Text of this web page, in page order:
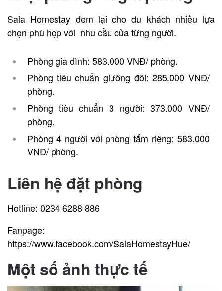
Sala Homestay đem lại cho du khách nhiều lựa
chọn phù hợp với nhu cầu của từng người.
Phòng gia đình: 583.000 VNĐ/ phòng.
Phòng tiêu chuẩn giường đôi: 285.000 VNĐ/
phòng.
Phòng tiêu chuẩn 3 người: 373.000 VNĐ/
phòng.
Phòng 4 người với phòng tắm riêng: 583.000
VNĐ/ phòng.
Liên hệ đặt phòng
Hotline: 0234 6288 886
Fanpage:
https://www.facebook.com/SalaHomestayHue/
Một số ảnh thực tế